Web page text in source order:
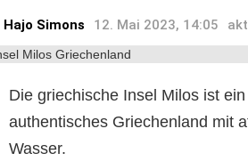
Hajo Simons 12. Mai 2023, 14:05
Die griechische Insel Milos ist
authentisches Griechenland mit
Wasser.